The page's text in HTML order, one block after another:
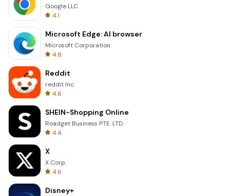
Google LLC
4.1
Microsoft Edge: AI browser
Microsoft Corporation
4.8
Reddit
reddit Inc.
4.6
SHEIN-Shopping Online
Roadget Business PTE. LTD.
4.4
X
X Corp.
4.6
Disney+